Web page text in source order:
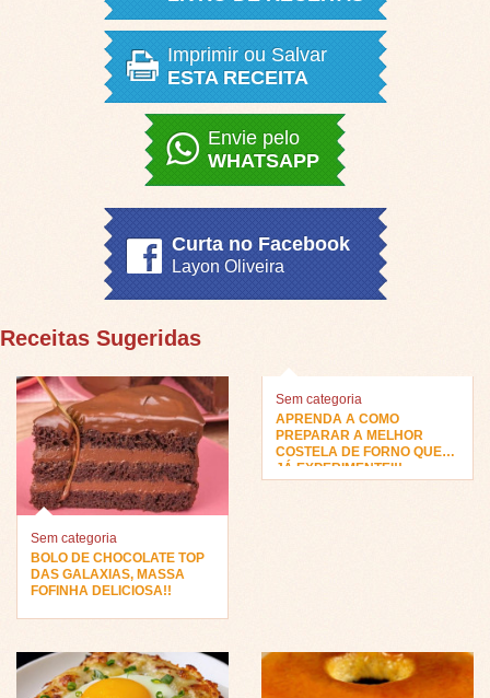
Imprimir ou Salvar
ESTA RECEITA
Envie pelo
WHATSAPP
Curta no Facebook
Layon Oliveira
Receitas Sugeridas
Sem categoria
BOLO DE CHOCOLATE TOP
DAS GALAXIAS, MASSA
FOFINHA DELICIOSA!!
Sem categoria
APRENDA A COMO
PREPARAR A MELHOR
COSTELA DE FORNO QUE
JÁ EXPERIMENTEI!!